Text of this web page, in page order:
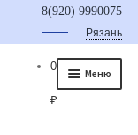
8(920) 9990075
Рязань
Меню
0
₽